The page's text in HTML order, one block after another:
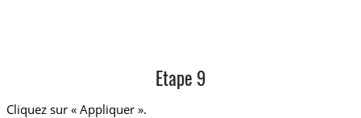
Etape 9
Cliquez sur « Appliquer ».